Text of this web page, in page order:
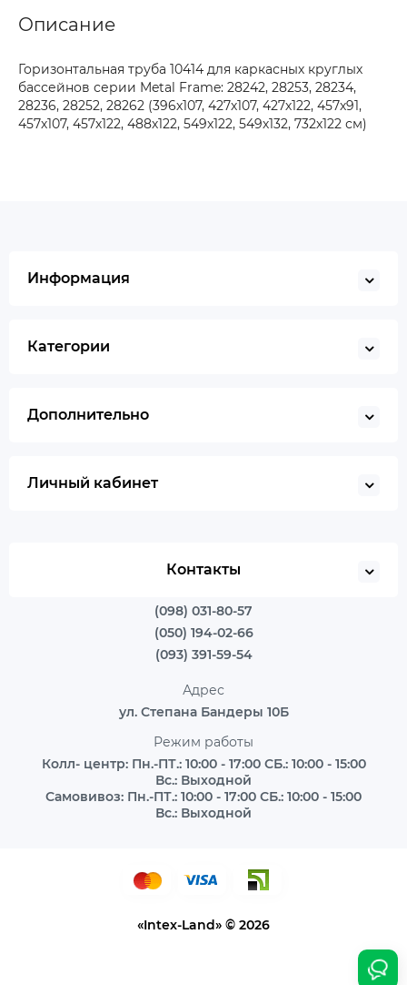
Описание
Горизонтальная труба 10414 для каркасных круглых
бассейнов серии Metal Frame: 28242, 28253, 28234,
28236, 28252, 28262 (396х107, 427х107, 427х122, 457х91,
457х107, 457х122, 488х122, 549х122, 549х132, 732х122 см)
Информация
Категории
Дополнительно
Личный кабинет
Контакты
(098) 031-80-57
(050) 194-02-66
(093) 391-59-54
Адрес
ул. Степана Бандеры 10Б
Режим работы
Колл- центр: Пн.-ПТ.: 10:00 - 17:00 СБ.: 10:00 - 15:00
Вс.: Выходной
Самовивоз: Пн.-ПТ.: 10:00 - 17:00 СБ.: 10:00 - 15:00
Вс.: Выходной
«Intex-Land» © 2026